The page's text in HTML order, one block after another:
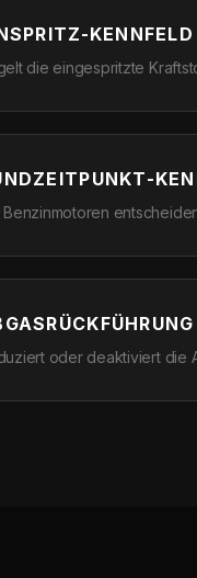
KENNFELD
die eingespritzte
Benzinmotoren
oder deaktiviert die